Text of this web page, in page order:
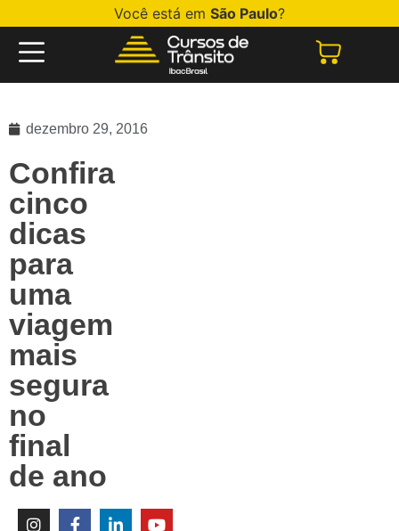
Você está em São Paulo?
dezembro 29, 2016
Confira
cinco
dicas
para
uma
viagem
mais
segura
no
final
de ano